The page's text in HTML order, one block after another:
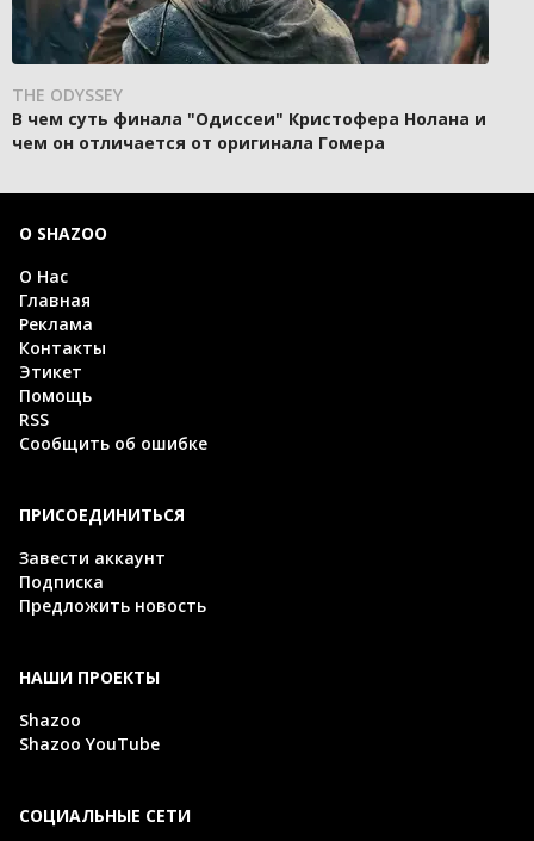
THE ODYSSEY
В чем суть финала "Одиссеи" Кристофера Нолана и
чем он отличается от оригинала Гомера
О SHAZOO
О Нас
Главная
Реклама
Контакты
Этикет
Помощь
RSS
Сообщить об ошибке
ПРИСОЕДИНИТЬСЯ
Завести аккаунт
Подписка
Предложить новость
НАШИ ПРОЕКТЫ
Shazoo
Shazoo YouTube
СОЦИАЛЬНЫЕ СЕТИ